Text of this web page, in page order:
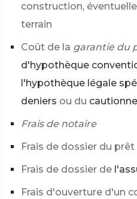
construction,
terrain
Coût de la garantie du
d'hypothèque
l'hypothèque légale
deniers ou du
Frais de notaire
Frais de dossier du prêt
Frais de dossier de
Frais d'ouverture d'un